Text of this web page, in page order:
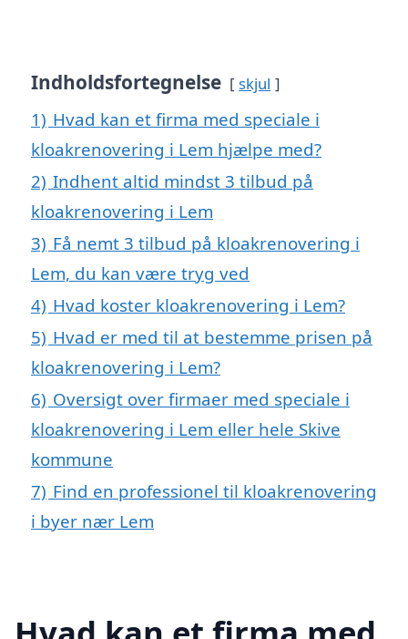
Indholdsfortegnelse skjul
1) Hvad kan et firma med speciale i
kloakrenovering i Lem hjælpe med?
2) Indhent altid mindst 3 tilbud på
kloakrenovering i Lem
3) Få nemt 3 tilbud på kloakrenovering i
Lem, du kan være tryg ved
4) Hvad koster kloakrenovering i Lem?
5) Hvad er med til at bestemme prisen på
kloakrenovering i Lem?
6) Oversigt over firmaer med speciale i
kloakrenovering i Lem eller hele Skive
kommune
7) Find en professionel til kloakrenovering
i byer nær Lem